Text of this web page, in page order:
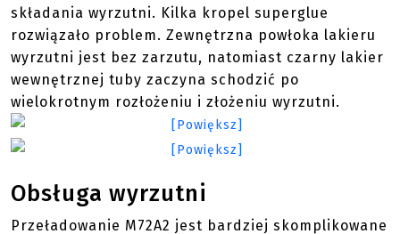
składania wyrzutni. Kilka kropel superglue
rozwiązało problem. Zewnętrzna powłoka lakieru
wyrzutni jest bez zarzutu, natomiast czarny lakier
wewnętrznej tuby zaczyna schodzić po
wielokrotnym rozłożeniu i złożeniu wyrzutni.
Obsługa wyrzutni